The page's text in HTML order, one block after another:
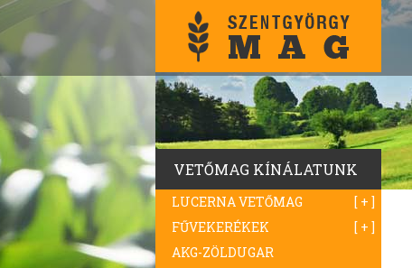
VETŐMAG KÍNÁLATUNK
LUCERNA VETŐMAG
FŰVEKERÉKEK
AKG-ZÖLDUGAR